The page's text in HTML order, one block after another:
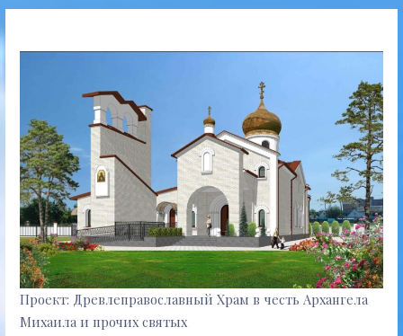
Проект: Древлеправославный Храм в честь Архангела
Михаила и прочих святых